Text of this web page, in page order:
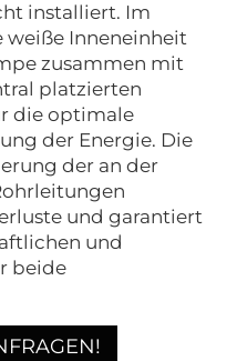
installiert. Im
weiße Inneneinheit
zusammen mit
platzierten
die optimale
der Energie. Die
der an der
und garantiert
und
beide